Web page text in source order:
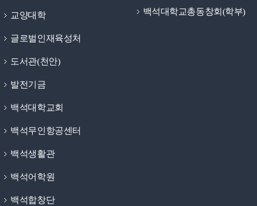
백석대학교총동창회(학부)
교양대학
글로벌인재육성처
도서관(천안)
발전기금
백석대학교회
백석무인항공센터
백석생활관
백석어학원
백석합창단